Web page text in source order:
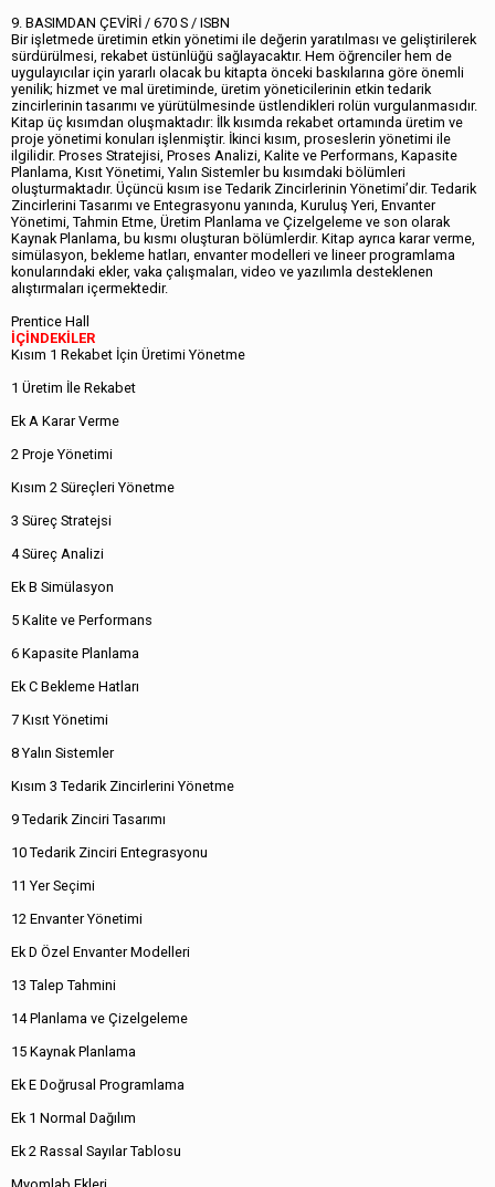
9. BASIMDAN ÇEVİRİ / 670 S / ISBN
Bir işletmede üretimin etkin yönetimi ile değerin yaratılması ve geliştirilerek
sürdürülmesi, rekabet üstünlüğü sağlayacaktır. Hem öğrenciler hem de
uygulayıcılar için yararlı olacak bu kitapta önceki baskılarına göre önemli
yenilik; hizmet ve mal üretiminde, üretim yöneticilerinin etkin tedarik
zincirlerinin tasarımı ve yürütülmesinde üstlendikleri rolün vurgulanmasıdır.
Kitap üç kısımdan oluşmaktadır: İlk kısımda rekabet ortamında üretim ve
proje yönetimi konuları işlenmiştir. İkinci kısım, proseslerin yönetimi ile
ilgilidir. Proses Stratejisi, Proses Analizi, Kalite ve Performans, Kapasite
Planlama, Kısıt Yönetimi, Yalın Sistemler bu kısımdaki bölümleri
oluşturmaktadır. Üçüncü kısım ise Tedarik Zincirlerinin Yönetimi’dir. Tedarik
Zincirlerini Tasarımı ve Entegrasyonu yanında, Kuruluş Yeri, Envanter
Yönetimi, Tahmin Etme, Üretim Planlama ve Çizelgeleme ve son olarak
Kaynak Planlama, bu kısmı oluşturan bölümlerdir. Kitap ayrıca karar verme,
simülasyon, bekleme hatları, envanter modelleri ve lineer programlama
konularındaki ekler, vaka çalışmaları, video ve yazılımla desteklenen
alıştırmaları içermektedir.
Prentice Hall
İÇİNDEKİLER
Kısım 1 Rekabet İçin Üretimi Yönetme
1 Üretim İle Rekabet
Ek A Karar Verme
2 Proje Yönetimi
Kısım 2 Süreçleri Yönetme
3 Süreç Stratejsi
4 Süreç Analizi
Ek B Simülasyon
5 Kalite ve Performans
6 Kapasite Planlama
Ek C Bekleme Hatları
7 Kısıt Yönetimi
8 Yalın Sistemler
Kısım 3 Tedarik Zincirlerini Yönetme
9 Tedarik Zinciri Tasarımı
10 Tedarik Zinciri Entegrasyonu
11 Yer Seçimi
12 Envanter Yönetimi
Ek D Özel Envanter Modelleri
13 Talep Tahmini
14 Planlama ve Çizelgeleme
15 Kaynak Planlama
Ek E Doğrusal Programlama
Ek 1 Normal Dağılım
Ek 2 Rassal Sayılar Tablosu